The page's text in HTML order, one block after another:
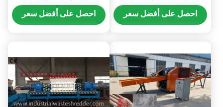
شفرات دوارة المتاحة
احصل على أفضل سعر
كفاءة عالية
احصل على أفضل سعر